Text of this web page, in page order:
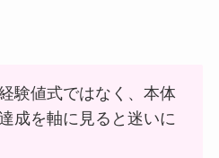
験値式ではなく、本体
成を軸に見ると迷いに